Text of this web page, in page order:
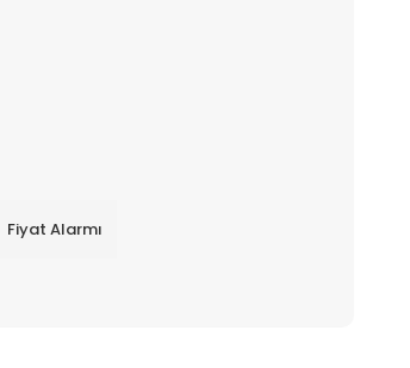
Fiyat Alarmı